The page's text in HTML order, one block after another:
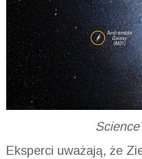
Eksperci uważają, że